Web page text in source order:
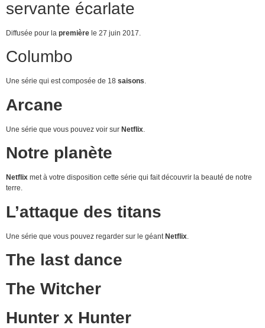
servante écarlate
Diffusée pour la première le 27 juin 2017.
Columbo
Une série qui est composée de 18 saisons.
Arcane
Une série que vous pouvez voir sur Netflix
Notre planète
Netflix met à votre disposition cette série qui fait découvrir la beauté de notre
terre.
L’attaque des titans
Une série que vous pouvez regarder sur le géant Netflix
The last dance
The Witcher
Hunter x Hunter